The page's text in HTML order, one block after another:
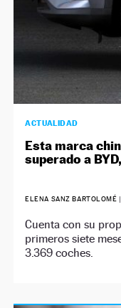
ACTUALIDAD
Esta marca
superado a
ELENA SANZ BARTOLOMÉ |
Cuenta con su
primeros siete
3.369 coches.